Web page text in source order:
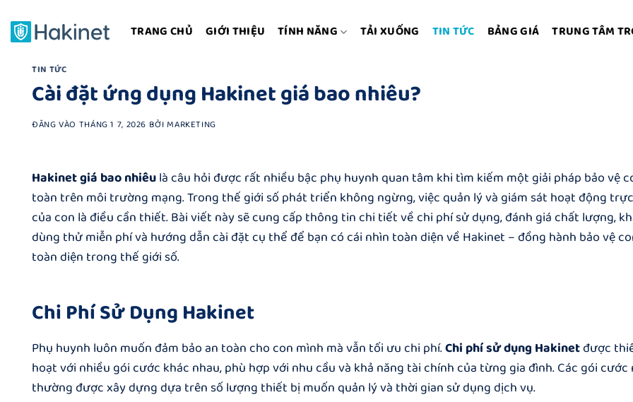
qua
nội
TRANG CHỦ GIỚI THIỆU TÍNH NĂNG TẢI XUỐNG TIN TỨC BẢNG GIÁ TRUNG TÂM
TIN TỨC
Cài đặt ứng dụng Hakinet giá bao nhiêu?
ĐĂNG VÀO THÁNG 1 7, 2026 BỞI MARKETING
Hakinet giá bao nhiêulà câu hỏi được rất nhiều bậc phụ huynh quan tâm khi tìm kiếm một giải pháp bảo vệ
toàn trên môi trường mạng. Trong thế giới số phát triển không ngừng, việc quản lý và giám sát hoạt động
của con là điều cần thiết. Bài viết này sẽ cung cấp thông tin chi tiết về chi phí sử dụng, đánh giá chất lượng,
dùng thử miễn phí và hướng dẫn cài đặt cụ thể để bạn có cái nhìn toàn diện về Hakinet – đồng hành bảo vệ
toàn diện trong thế giới số.
Chi Phí Sử Dụng Hakinet
Phụ huynh luôn muốn đảm bảo an toàn cho con mình mà vẫn tối ưu chi phí.Chi phí sử dụng Hakinetđược
hoạt với nhiều gói cước khác nhau, phù hợp với nhu cầu và khả năng tài chính của từng gia đình. Các gói cước
thường được xây dựng dựa trên số lượng thiết bị muốn quản lý và thời gian sử dụng dịch vụ.